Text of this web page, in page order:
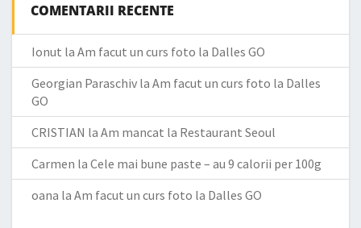
COMENTARII RECENTE
Ionut la Am facut un curs foto la Dalles GO
Georgian Paraschiv la Am facut un curs foto la Dalles
GO
CRISTIAN la Am mancat la Restaurant Seoul
Carmen la Cele mai bune paste – au 9 calorii per 100g
oana la Am facut un curs foto la Dalles GO